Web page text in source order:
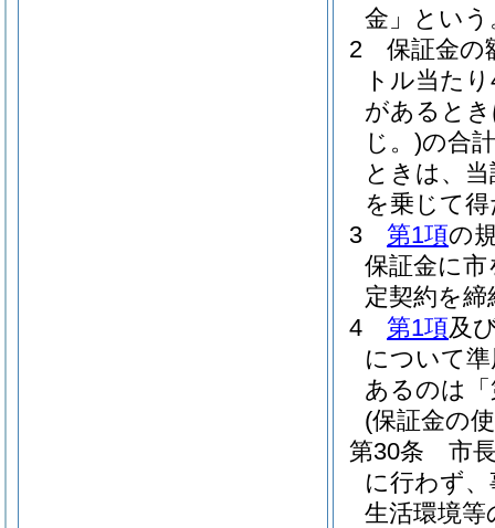
金」という
2
保証金の
トル当た
があると
じ。)の合
ときは、
を乗じて
3
第1項の
保証金に
定契約を
4
第1項及
について
あるのは
(保証金の
第30条
市
に行わず
生活環境